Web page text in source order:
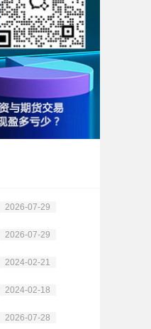
2026-07-29
2026-07-29
2024-02-21
2024-02-18
2026-07-28